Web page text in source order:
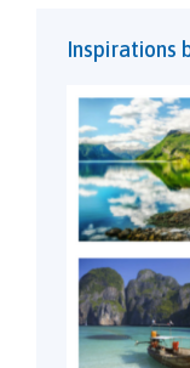
Inspirations